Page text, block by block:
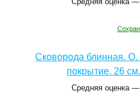
Сковорода блинная.
покрытие. 26
Средняя оценка —